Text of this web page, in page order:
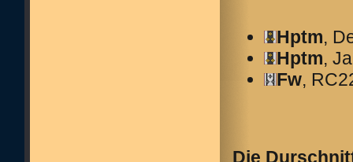
Hptm,
Hptm,
Fw,
Die